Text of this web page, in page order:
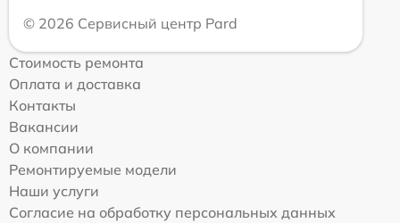
© 2026 Сервисный центр Pard
Стоимость ремонта
Оплата и доставка
Контакты
Вакансии
О компании
Ремонтируемые модели
Наши услуги
Согласие на обработку персональных данных